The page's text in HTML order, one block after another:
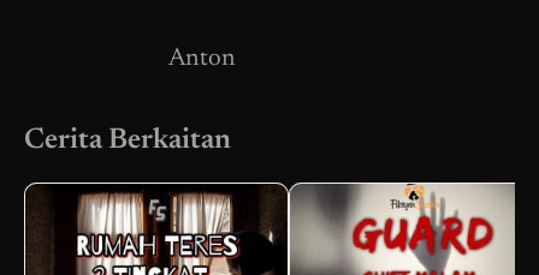
Anton
Cerita Berkaitan